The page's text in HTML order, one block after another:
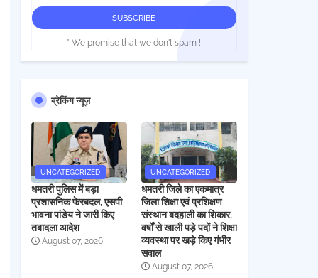
* We promise that we don't spam !
ब्रेकिंग न्यूज़
UNCATEGORIZED
धमतरी पुलिस में बड़ा
प्रशासनिक फेरबदल, एसपी
भावना पांडेय ने जारी किए
तबादला आदेश
August 07, 2026
UNCATEGORIZED
धमतरी जिले का एकमात्र
जिला शिक्षा एवं प्रशिक्षण
संस्थान बदहाली का शिकार,
वर्षों से खाली पड़े पदों ने शिक्षा
व्यवस्था पर खड़े किए गंभीर
सवाल
August 07, 2026